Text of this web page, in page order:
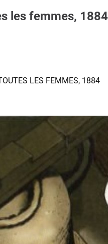
les femmes, 1884
LES FEMMES, 1884